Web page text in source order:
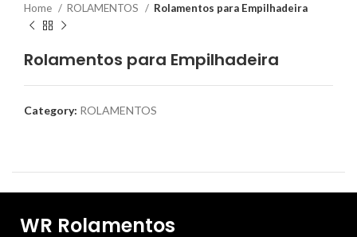
Home ROLAMENTOS Rolamentos para Empilhadeira
Rolamentos para Empilhadeira
Category: ROLAMENTOS
WR Rolamentos